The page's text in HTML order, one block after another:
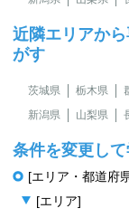
近隣エリアか
がす
茨城県 栃木県
新潟県
山梨県
条件を変更し
[エリア・都道府
[エリア]